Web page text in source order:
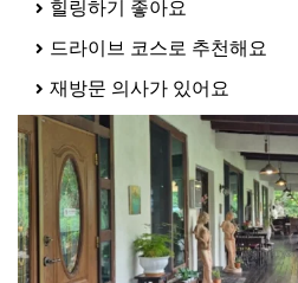
힐링하기 좋아요
드라이브 코스로 추천해요
재방문 의사가 있어요